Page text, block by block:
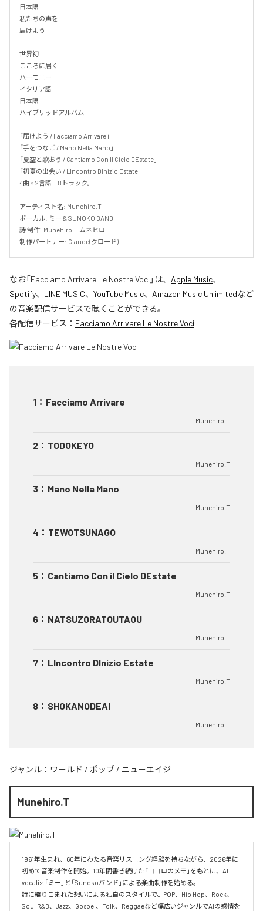
日本語
私たちの声を
届けよう
世界初
こころに届く
ハーモニー
イタリア語
日本語
ハイブリッドアルバム
「届けよう / Facciamo Arrivare」
「手をつなご / Mano Nella Mano」
「夏空と歌おう / Cantiamo Con Il Cielo DEstate」
「初夏の出会い / LIncontro DInizio Estate」
4曲 × 2言語 = 8トラック。
アーティスト名: Munehiro.T
ボーカル: ミー & SUNOKO BAND
詩 制作: Munehiro.T ムネヒロ
制作パートナー: Claude(クロード)
なお「Facciamo Arrivare Le Nostre Voci 」は、 Apple Music、
Spotify、 LINE MUSIC、 YouTube Music、 Amazon Music Unlimitedなど
の音楽配信サービスで聴くことができる。
各配信サービス： Facciamo Arrivare Le Nostre Voci
1 ： Facciamo Arrivare
Munehiro.T
2 ： TODOKEYO
Munehiro.T
3 ： Mano Nella Mano
Munehiro.T
4 ： TEWOTSUNAGO
Munehiro.T
5 ： Cantiamo Con il Cielo DEstate
Munehiro.T
6 ： NATSUZORATOUTAOU
Munehiro.T
7 ： LIncontro DInizio Estate
Munehiro.T
8 ： SHOKANODEAI
Munehiro.T
ジャンル： ワールド / ポップ / ニューエイジ
Munehiro.T
1961年生まれ、60年にわたる音楽リスニング経験を持ちながら、2026年に
初めて音楽制作を開始。10年間書き続けた「ココロのメモ」をもとに、AI
vocalist「ミー」と「Sunokoバンド」による楽曲制作を始める。
詩に織りこまれた想いによる独自のスタイルでJ-POP、Hip Hop、Rock、
Soul R&B、Jazz、Gospel、Folk、Reggaeなど幅広いジャンルでAIの感情を